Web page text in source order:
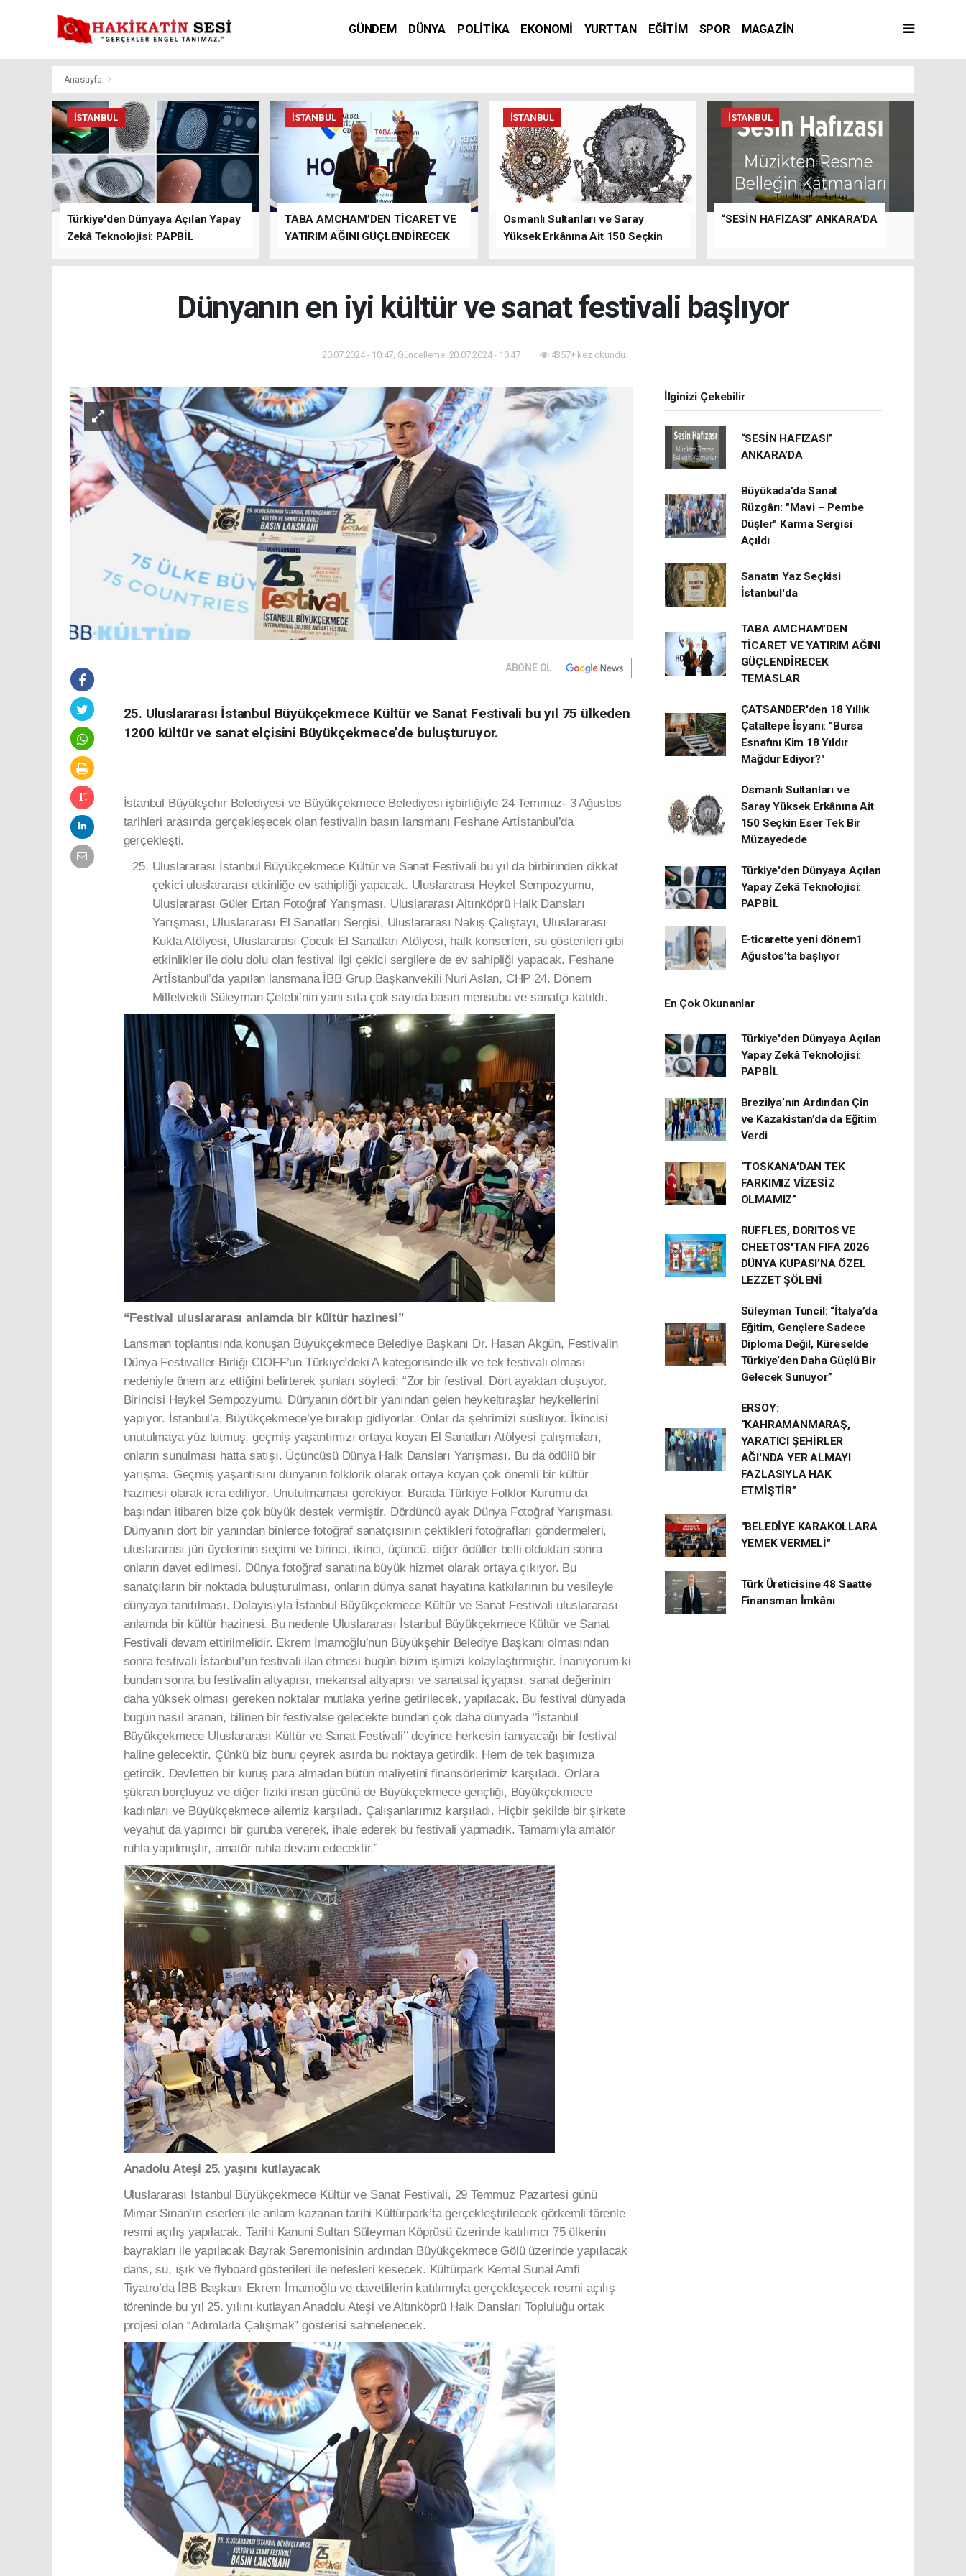
GÜNDEM DÜNYA POLİTİKA EKONOMİ YURTTAN EĞİTİM SPOR MAGAZİN
Anasayfa
İSTANBUL
Türkiye'den Dünyaya Açılan Yapay
Zekâ Teknolojisi: PAPBİL
İSTANBUL
TABA AMCHAM’DEN TİCARET VE
YATIRIM AĞINI GÜÇLENDİRECEK
İSTANBUL
Osmanlı Sultanları ve Saray
Yüksek Erkânına Ait 150 Seçkin
İSTANBUL
“SESİN HAFIZASI” ANKARA’DA
Dünyanın en iyi kültür ve sanat festivali başlıyor
20.07.2024 - 10:47, Güncelleme: 20.07.2024 - 10:47 4357+ kez okundu.
ABONE OL
25. Uluslararası İstanbul Büyükçekmece Kültür ve Sanat Festivali bu yıl 75 ülkeden
1200 kültür ve sanat elçisini Büyükçekmece’de buluşturuyor.
İstanbul Büyükşehir Belediyesi ve Büyükçekmece Belediyesi işbirliğiyle 24 Temmuz- 3 Ağustos
tarihleri arasında gerçekleşecek olan festivalin basın lansmanı Feshane Artİstanbul’da
gerçekleşti.
Uluslararası İstanbul Büyükçekmece Kültür ve Sanat Festivali bu yıl da birbirinden dikkat
çekici uluslararası etkinliğe ev sahipliği yapacak. Uluslararası Heykel Sempozyumu,
Uluslararası Güler Ertan Fotoğraf Yarışması, Uluslararası Altınköprü Halk Dansları
Yarışması, Uluslararası El Sanatları Sergisi, Uluslararası Nakış Çalıştayı, Uluslararası
Kukla Atölyesi, Uluslararası Çocuk El Sanatları Atölyesi, halk konserleri, su gösterileri gibi
etkinlikler ile dolu dolu olan festival ilgi çekici sergilere de ev sahipliği yapacak. Feshane
Artİstanbul’da yapılan lansmana İBB Grup Başkanvekili Nuri Aslan, CHP 24. Dönem
Milletvekili Süleyman Çelebi’nin yanı sıta çok sayıda basın mensubu ve sanatçı katıldı.
“Festival uluslararası anlamda bir kültür hazinesi”
Lansman toplantısında konuşan Büyükçekmece Belediye Başkanı Dr. Hasan Akgün, Festivalin
Dünya Festivaller Birliği CIOFF’un Türkiye’deki A kategorisinde ilk ve tek festivali olması
nedeniyle önem arz ettiğini belirterek şunları söyledi: “Zor bir festival. Dört ayaktan oluşuyor.
Birincisi Heykel Sempozyumu. Dünyanın dört bir yanından gelen heykeltıraşlar heykellerini
yapıyor. İstanbul’a, Büyükçekmece’ye bırakıp gidiyorlar. Onlar da şehrimizi süslüyor. İkincisi
unutulmaya yüz tutmuş, geçmiş yaşantımızı ortaya koyan El Sanatları Atölyesi çalışmaları,
onların sunulması hatta satışı. Üçüncüsü Dünya Halk Dansları Yarışması. Bu da ödüllü bir
yarışma. Geçmiş yaşantısını dünyanın folklorik olarak ortaya koyan çok önemli bir kültür
hazinesi olarak icra ediliyor. Unutulmaması gerekiyor. Burada Türkiye Folklor Kurumu da
başından itibaren bize çok büyük destek vermiştir. Dördüncü ayak Dünya Fotoğraf Yarışması.
Dünyanın dört bir yanından binlerce fotoğraf sanatçısının çektikleri fotoğrafları göndermeleri,
uluslararası jüri üyelerinin seçimi ve birinci, ikinci, üçüncü, diğer ödüller belli olduktan sonra
onların davet edilmesi. Dünya fotoğraf sanatına büyük hizmet olarak ortaya çıkıyor. Bu
sanatçıların bir noktada buluşturulması, onların dünya sanat hayatına katkılarının bu vesileyle
dünyaya tanıtılması. Dolayısıyla İstanbul Büyükçekmece Kültür ve Sanat Festivali uluslararası
anlamda bir kültür hazinesi. Bu nedenle Uluslararası İstanbul Büyükçekmece Kültür ve Sanat
Festivali devam ettirilmelidir. Ekrem İmamoğlu’nun Büyükşehir Belediye Başkanı olmasından
sonra festivali İstanbul’un festivali ilan etmesi bugün bizim işimizi kolaylaştırmıştır. İnanıyorum ki
bundan sonra bu festivalin altyapısı, mekansal altyapısı ve sanatsal içyapısı, sanat değerinin
daha yüksek olması gereken noktalar mutlaka yerine getirilecek, yapılacak. Bu festival dünyada
bugün nasıl aranan, bilinen bir festivalse gelecekte bundan çok daha dünyada ‘’İstanbul
Büyükçekmece Uluslararası Kültür ve Sanat Festivali’’ deyince herkesin tanıyacağı bir festival
haline gelecektir. Çünkü biz bunu çeyrek asırda bu noktaya getirdik. Hem de tek başımıza
getirdik. Devletten bir kuruş para almadan bütün maliyetini finansörlerimiz karşıladı. Onlara
şükran borçluyuz ve diğer fiziki insan gücünü de Büyükçekmece gençliği, Büyükçekmece
kadınları ve Büyükçekmece ailemiz karşıladı. Çalışanlarımız karşıladı. Hiçbir şekilde bir şirkete
veyahut da yapımcı bir guruba vererek, ihale ederek bu festivali yapmadık. Tamamıyla amatör
ruhla yapılmıştır, amatör ruhla devam edecektir.”
Anadolu Ateşi 25. yaşını kutlayacak
Uluslararası İstanbul Büyükçekmece Kültür ve Sanat Festivali, 29 Temmuz Pazartesi günü
Mimar Sinan’ın eserleri ile anlam kazanan tarihi Kültürpark’ta gerçekleştirilecek görkemli törenle
resmi açılış yapılacak. Tarihi Kanuni Sultan Süleyman Köprüsü üzerinde katılımcı 75 ülkenin
bayrakları ile yapılacak Bayrak Seremonisinin ardından Büyükçekmece Gölü üzerinde yapılacak
dans, su, ışık ve flyboard gösterileri ile nefesleri kesecek. Kültürpark Kemal Sunal Amfi
Tiyatro’da İBB Başkanı Ekrem İmamoğlu ve davetlilerin katılımıyla gerçekleşecek resmi açılış
töreninde bu yıl 25. yılını kutlayan Anadolu Ateşi ve Altınköprü Halk Dansları Topluluğu ortak
projesi olan “Adımlarla Çalışmak” gösterisi sahnelenecek.
İlginizi Çekebilir
“SESİN HAFIZASI”
ANKARA’DA
Büyükada’da Sanat
Rüzgârı: "Mavi – Pembe
Düşler" Karma Sergisi
Açıldı
Sanatın Yaz Seçkisi
İstanbul'da
TABA AMCHAM’DEN
TİCARET VE YATIRIM AĞINI
GÜÇLENDİRECEK
TEMASLAR
ÇATSANDER'den 18 Yıllık
Çataltepe İsyanı: "Bursa
Esnafını Kim 18 Yıldır
Mağdur Ediyor?"
Osmanlı Sultanları ve
Saray Yüksek Erkânına Ait
150 Seçkin Eser Tek Bir
Müzayedede
Türkiye'den Dünyaya Açılan
Yapay Zekâ Teknolojisi:
PAPBİL
E-ticarette yeni dönem1
Ağustos’ta başlıyor
En Çok Okunanlar
Türkiye'den Dünyaya Açılan
Yapay Zekâ Teknolojisi:
PAPBİL
Brezilya’nın Ardından Çin
ve Kazakistan’da da Eğitim
Verdi
“TOSKANA'DAN TEK
FARKIMIZ VİZESİZ
OLMAMIZ”
RUFFLES, DORITOS VE
CHEETOS'TAN FIFA 2026
DÜNYA KUPASI’NA ÖZEL
LEZZET ŞÖLENİ
Süleyman Tuncil: “İtalya’da
Eğitim, Gençlere Sadece
Diploma Değil, Küreselde
Türkiye’den Daha Güçlü Bir
Gelecek Sunuyor”
ERSOY:
“KAHRAMANMARAŞ,
YARATICI ŞEHİRLER
AĞI'NDA YER ALMAYI
FAZLASIYLA HAK
ETMİŞTİR”
"BELEDİYE KARAKOLLARA
YEMEK VERMELİ"
Türk Üreticisine 48 Saatte
Finansman İmkânı